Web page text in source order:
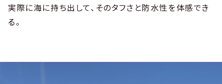
実際に海に持ち出して、そのタフさと防水性を体感でき
る。